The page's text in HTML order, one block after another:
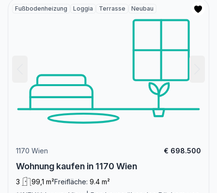
Fußbodenheizung Loggia Terrasse Neubau
1170 Wien € 698.500
Wohnung kaufen in 1170 Wien
3 99,1 m²Freifläche: 9.4 m²